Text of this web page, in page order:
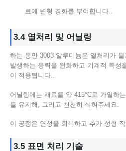
료에 변형 경화를 부여합니다..
3.4 열처리 및 어닐링
하는 동안 3003 알루미늄은 열처리가
발생하는 응력을 완화하고 기계적 특성
이 적용됩니다..
어닐링에는 재료를 약 415°C로 가열하
를 유지해, 그리고 천천히 식혀주세요.
이 공정은 연성을 회복하고 추가 성형
3.5 표면 처리 기술